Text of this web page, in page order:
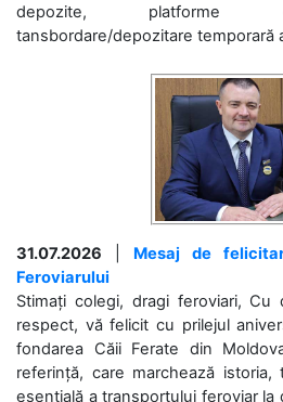
depozite, platforme
tansbordare/depozitare temporară
31.07.2026
Mesaj de
Feroviarului
Stimați colegi, dragi feroviari, Cu
respect, vă felicit cu prilejul
fondarea Căii Ferate din
referință, care marchează istoria,
esențială a transportului feroviar la